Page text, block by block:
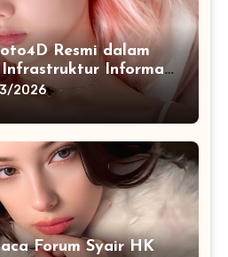
Resmi dalam
Infrastruktur Informasi
2026
Forum Syair HK